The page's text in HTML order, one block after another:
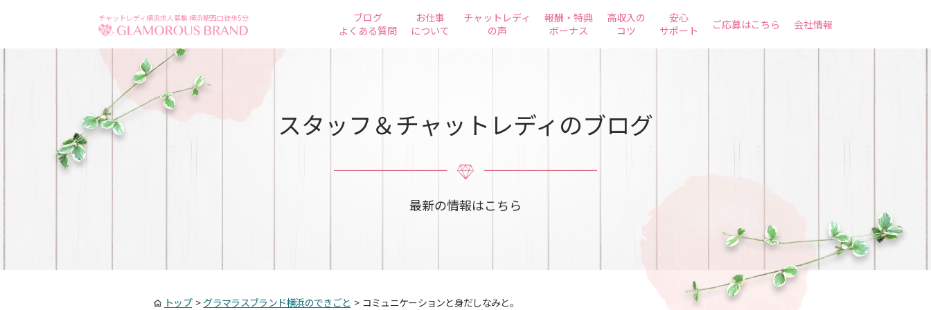
チャットレディ横浜求人募集 横浜駅西口徒歩5分
ブログ
よくある質問
お仕事
について
チャットレディ
の声
報酬・特典
ボーナス
高収入の
コツ
安心
サポート
ご応募はこちら 会社情報
スタッフ＆チャットレディのブログ
最新の情報はこちら
トップ> グラマラスブランド横浜のできごと > コミュニケーションと身だしなみと。